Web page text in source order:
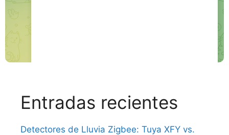
Entradas recientes
Detectores de Lluvia Zigbee: Tuya XFY vs.